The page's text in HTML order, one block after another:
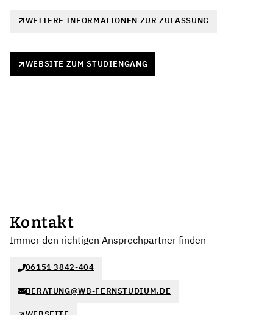
WEITERE INFORMATIONEN ZUR ZULASSUNG
WEBSITE ZUM STUDIENGANG
Kontakt
Immer den richtigen Ansprechpartner finden
06151 3842-404
BERATUNG@WB-FERNSTUDIUM.DE